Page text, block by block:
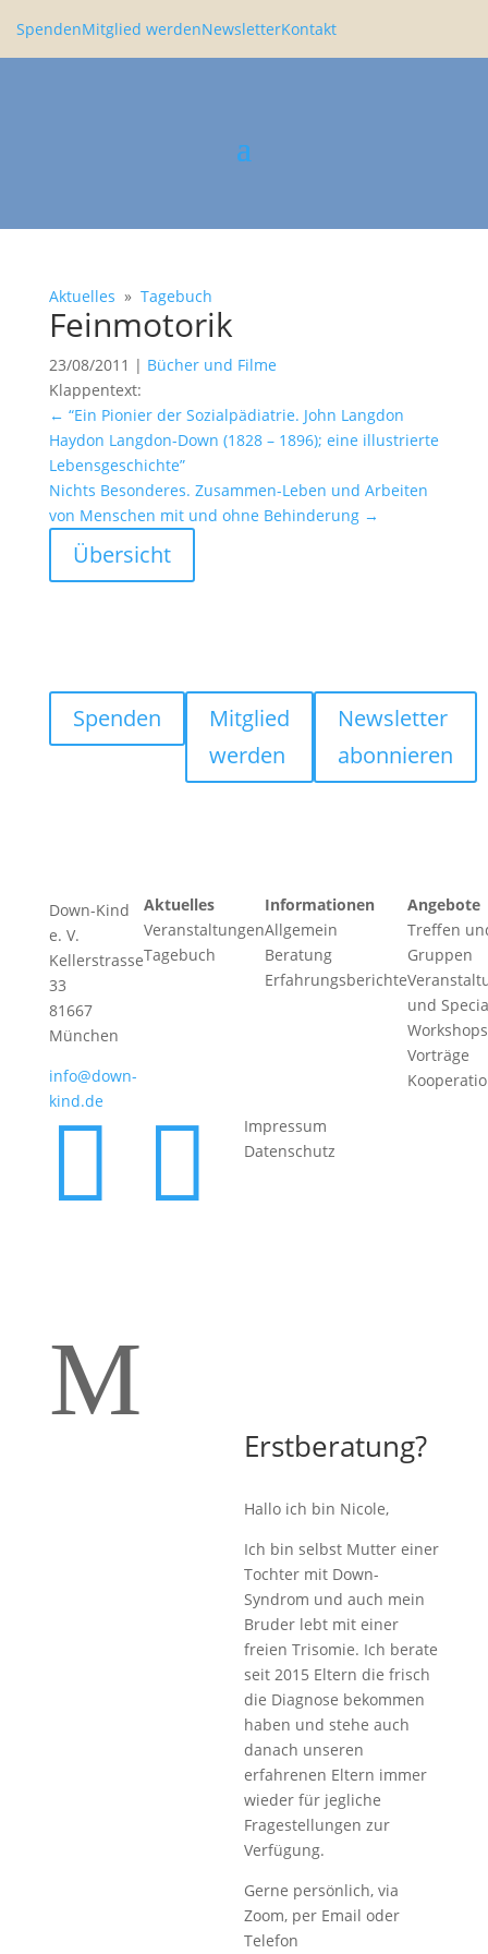
SpendenMitglied werdenNewsletterKontakt
Aktuelles » Tagebuch
Feinmo­torik
23/08/2011 | Bücher und Filme
Klappen­text:
← “Ein Pionier der Sozial­päd­ia­trie. John Langdon
Haydon Langdon-Down (1828 – 1896); eine illus­trierte
Lebens­ge­schichte”
Nichts Beson­deres. Zusammen-Leben und Arbeiten
von Menschen mit und ohne Behin­de­rung→
Übersicht
Spenden
Mitglied
werden
Newsletter
abonnieren
Down-Kind
e. V.
Kellerstrasse
33
81667
München
info@down-
kind.de
Aktuelles
Veranstaltungen
Tagebuch
Informationen
Allgemein
Beratung
Erfahrungsberichte
Angebote
Treffen
Gruppen
und
Vorträge
 
Impressum
Datenschutz
M
Erstberatung?
Hallo ich bin Nicole,
Ich bin selbst Mutter einer
Tochter mit Down-
Syndrom und auch mein
Bruder lebt mit einer
freien Trisomie. Ich berate
seit 2015 Eltern die frisch
die Diagnose bekommen
haben und stehe auch
danach unseren
erfahrenen Eltern immer
wieder für jegliche
Fragestellungen zur
Verfügung.
Gerne persönlich, via
Zoom, per Email oder
Telefon